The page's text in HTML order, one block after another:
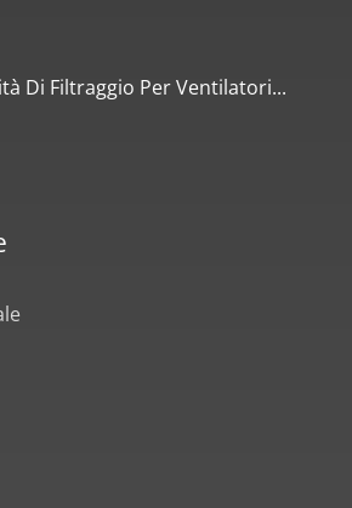
Di Filtraggio Per Ventilatori...